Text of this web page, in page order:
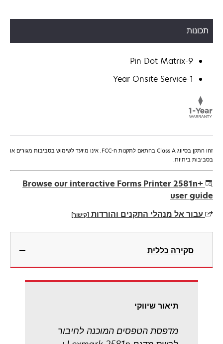
תכונות
9-Pin Dot Matrix
1-Year Onsite Service
זהו התקן בסיווג Class A בהתאם לתקנות ה-FCC. אינו מיועד לשימוש בסביבות מגורים או
בסביבות ביתיות.
Browse our interactive Forms Printer 2581n+
user guide
עבור אל מנהלי התקנים והורדות [קישור]
opens
new
סקירה כללית
תיאור שיווקי
מדפסת הטפסים המוכנה לחיבור